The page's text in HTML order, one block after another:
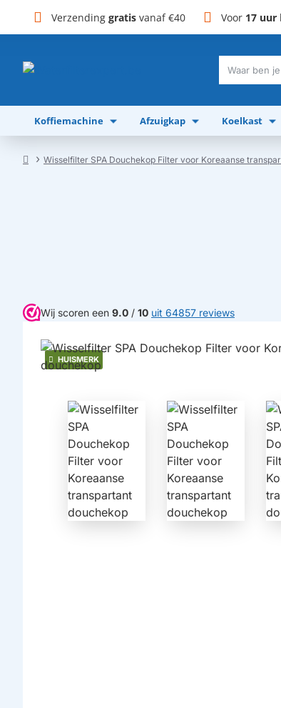
Verzending gratis vanaf €40 Voor 17 uur
Waar
je
naar
op
Koffiemachine Afzuigkap Koelkast
Wisselfilter SPA Douchekop Filter voor Koreaanse
Wij scoren een 9.0 / 10 uit 64857 reviews
HUISMERK